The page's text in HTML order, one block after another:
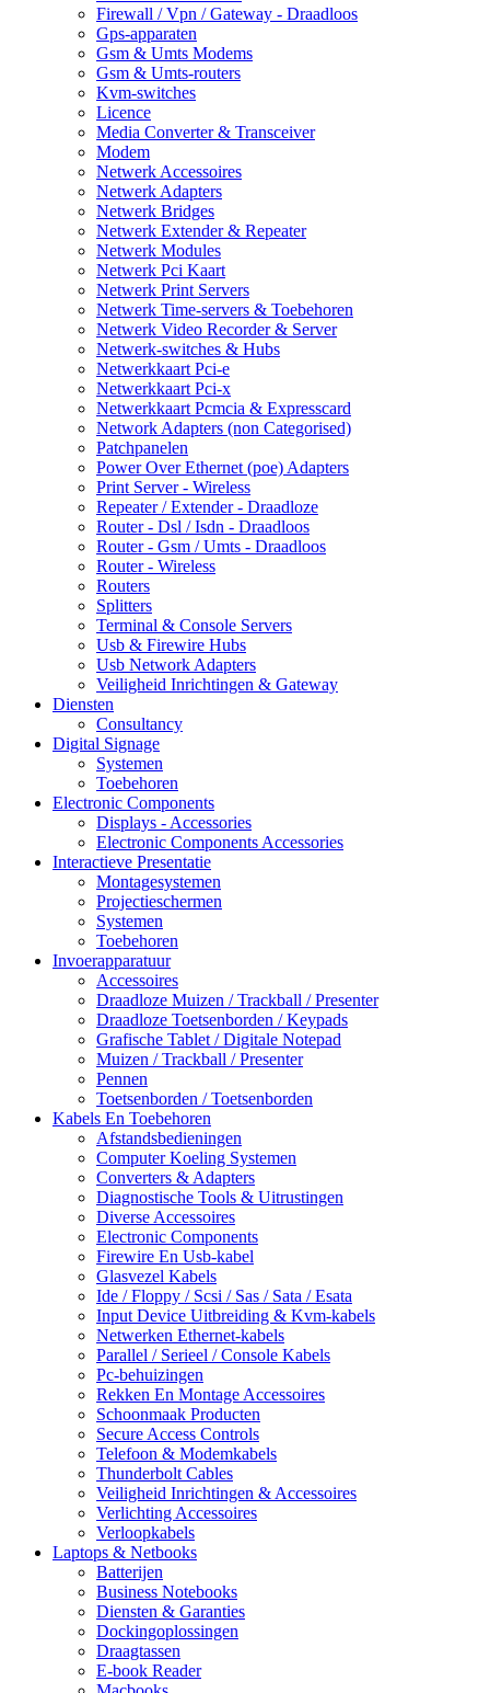
Firewall / Vpn / Gateway - Draadloos
Gps-apparaten
Gsm & Umts Modems
Gsm & Umts-routers
Kvm-switches
Licence
Media Converter & Transceiver
Modem
Netwerk Accessoires
Netwerk Adapters
Netwerk Bridges
Netwerk Extender & Repeater
Netwerk Modules
Netwerk Pci Kaart
Netwerk Print Servers
Netwerk Time-servers & Toebehoren
Netwerk Video Recorder & Server
Netwerk-switches & Hubs
Netwerkkaart Pci-e
Netwerkkaart Pci-x
Netwerkkaart Pcmcia & Expresscard
Network Adapters (non Categorised)
Patchpanelen
Power Over Ethernet (poe) Adapters
Print Server - Wireless
Repeater / Extender - Draadloze
Router - Dsl / Isdn - Draadloos
Router - Gsm / Umts - Draadloos
Router - Wireless
Routers
Splitters
Terminal & Console Servers
Usb & Firewire Hubs
Usb Network Adapters
Veiligheid Inrichtingen & Gateway
Diensten
Consultancy
Digital Signage
Systemen
Toebehoren
Electronic Components
Displays - Accessories
Electronic Components Accessories
Interactieve Presentatie
Montagesystemen
Projectieschermen
Systemen
Toebehoren
Invoerapparatuur
Accessoires
Draadloze Muizen / Trackball / Presenter
Draadloze Toetsenborden / Keypads
Grafische Tablet / Digitale Notepad
Muizen / Trackball / Presenter
Pennen
Toetsenborden / Toetsenborden
Kabels En Toebehoren
Afstandsbedieningen
Computer Koeling Systemen
Converters & Adapters
Diagnostische Tools & Uitrustingen
Diverse Accessoires
Electronic Components
Firewire En Usb-kabel
Glasvezel Kabels
Ide / Floppy / Scsi / Sas / Sata / Esata
Input Device Uitbreiding & Kvm-kabels
Netwerken Ethernet-kabels
Parallel / Serieel / Console Kabels
Pc-behuizingen
Rekken En Montage Accessoires
Schoonmaak Producten
Secure Access Controls
Telefoon & Modemkabels
Thunderbolt Cables
Veiligheid Inrichtingen & Accessoires
Verlichting Accessoires
Verloopkabels
Laptops & Netbooks
Batterijen
Business Notebooks
Diensten & Garanties
Dockingoplossingen
Draagtassen
E-book Reader